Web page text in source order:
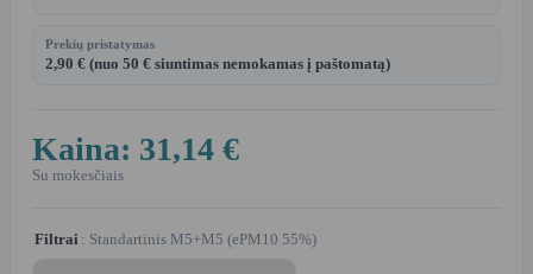
Prekių pristatymas
2,90 € (nuo 50 € siuntimas nemokamas į paštomatą)
Kaina: 31,14 €
Su mokesčiais
Filtrai : Standartinis M5+M5 (ePM10 55%)